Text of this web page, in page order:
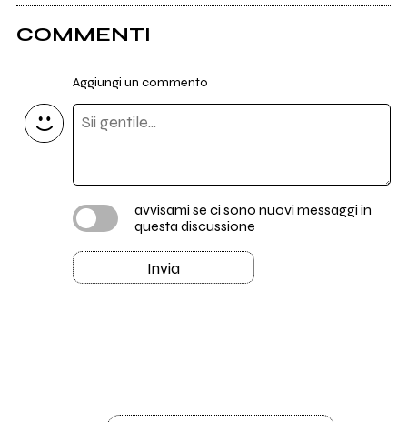
COMMENTI
Aggiungi un commento
avvisami se ci sono nuovi messaggi in
questa discussione
Invia